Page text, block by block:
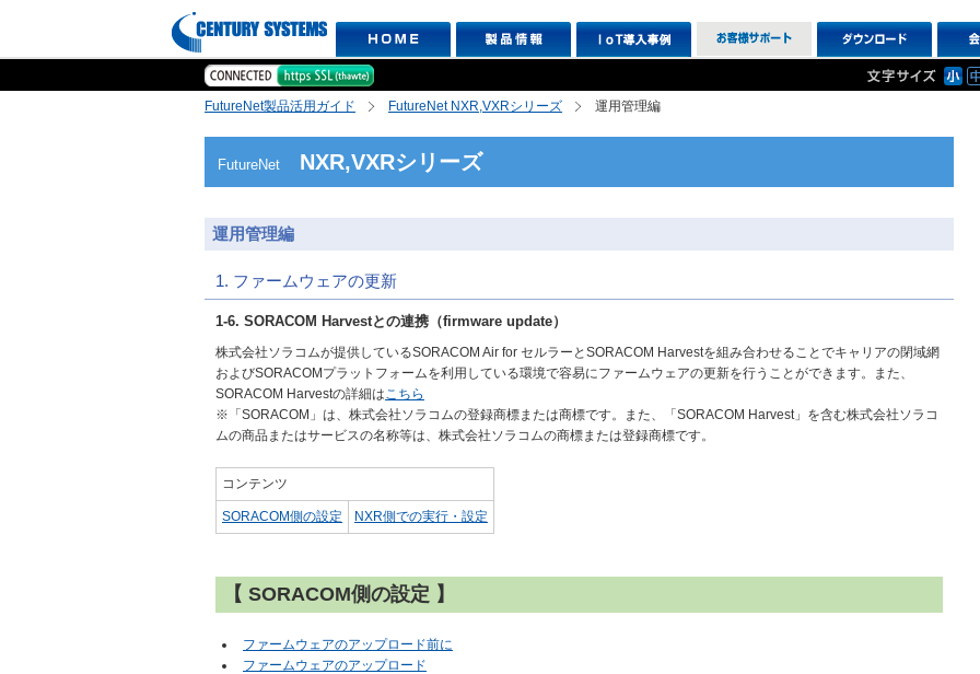
FutureNet製品活用ガイド FutureNet NXR,VXRシリーズ 運用管理編
FutureNet NXR,VXRシリーズ
運用管理編
1. ファームウェアの更新
1-6. SORACOM Harvestとの連携（firmware update）
株式会社ソラコムが提供しているSORACOM Air for セルラーとSORACOM Harvestを組み合わせることでキャリアの閉域網
およびSORACOMプラットフォームを利用している環境で容易にファームウェアの更新を行うことができます。また、
SORACOM Harvestの詳細はこちら
※「SORACOM」は、株式会社ソラコムの登録商標または商標です。また、「SORACOM Harvest」を含む株式会社ソラコ
ムの商品またはサービスの名称等は、株式会社ソラコムの商標または登録商標です。
コンテンツ
SORACOM側の設定 NXR側での実行・設定
【 SORACOM側の設定 】
ファームウェアのアップロード前に
ファームウェアのアップロード